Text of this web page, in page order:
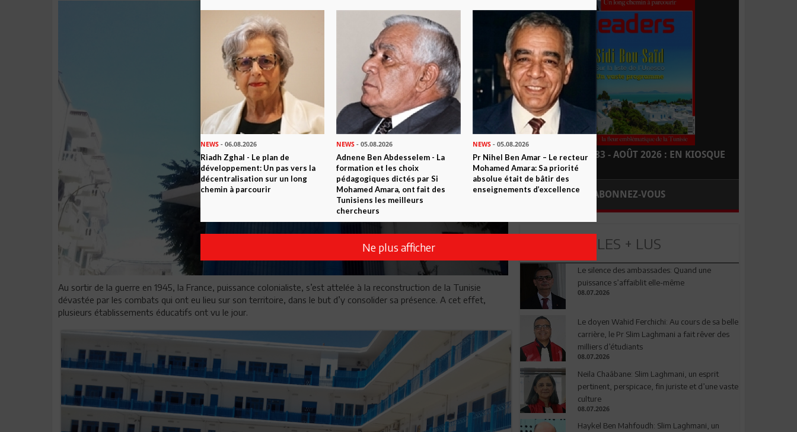
Au sortir de la guerre en 1945, la France, puissance colonialiste, s’est attelée à la reconstruction de la Tunisie
dévastée par les combats qui ont eu lieu sur son territoire, dans le but d’y consolider sa présence. A cet effet,
plusieurs établissements éducatifs ont vu le jour.
LEADERS N° 183 - AOÛT 2026 : EN KIOSQUE
ABONNEZ-VOUS
LES + LUS
Le silence des ambassades: Quand une
puissance s’affaiblit elle-même
08.07.2026
Le doyen Wahid Ferchichi: Au cours de sa belle
carrière, le Pr Slim Laghmani a fait rêver des
milliers d’étudiants
08.07.2026
Neila Chaâbane: Slim Laghmani, un esprit
pertinent, perspicace, fin juriste et d’une vaste
culture
08.07.2026
Haykel Ben Mahfoudh: Slim Laghmani, un
NEWS - 06.08.2026
Riadh Zghal - Le plan de
développement: Un pas vers la
décentralisation sur un long
chemin à parcourir
NEWS - 05.08.2026
Adnene Ben Abdesselem - La
formation et les choix
pédagogiques dictés par Si
Mohamed Amara, ont fait des
Tunisiens les meilleurs
chercheurs
NEWS- 05.08.2026
Pr Nihel Ben Amar – Le recteur
Mohamed Amara: Sa priorité
absolue était de bâtir des
enseignements d’excellence
Ne plus afficher